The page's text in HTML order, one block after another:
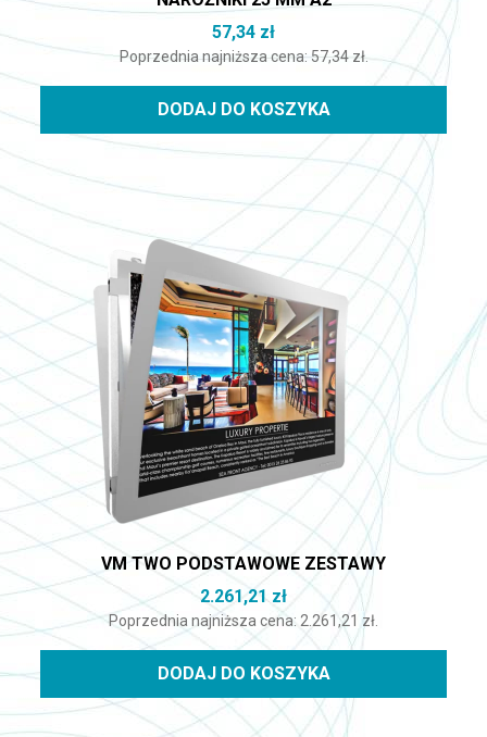
57,34 zł
Poprzednia najniższa cena:57,34 zł.
DODAJ DO KOSZYKA
VM TWO PODSTAWOWE ZESTAWY
2.261,21zł
Poprzednia najniższa cena: 2.261,21 zł
DODAJ DO KOSZYKA